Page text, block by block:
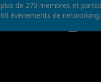
plus de 270 membres et
60 évènements de networking.